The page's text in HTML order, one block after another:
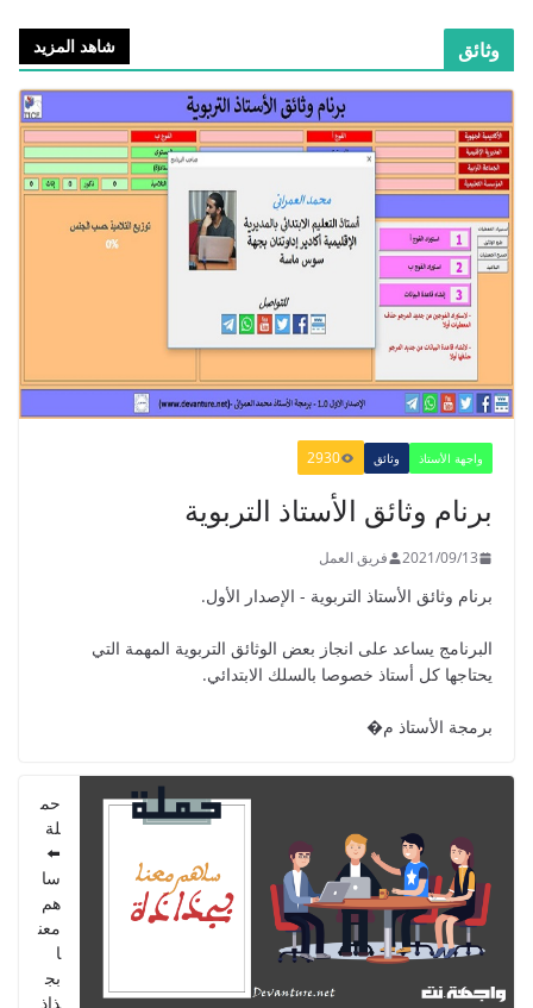
​دليل المفيد في اللغة العربية للمستوى
الرابع - 2021
2021/09/01
​Guide Prof - ​​​Guide Mes
-2021
2021/09/01
الحياتية
وثائق شاهد المزيد
واجهة الأستاذ وثائق 2930
برنام وثائق الأستاذ التربوية
2021/09/13 فريق العمل
برنام وثائق الأستاذ التربوية - الإصدار الأول.
البرنامج يساعد على انجاز بعض الوثائق التربوية المهمة التي
يحتاجها كل أستاذ خصوصا بالسلك الابتدائي.
برمجة الأستاذ م�
حم
لة
⬅️
سا
هم
معن
ا
بج
ذاذ